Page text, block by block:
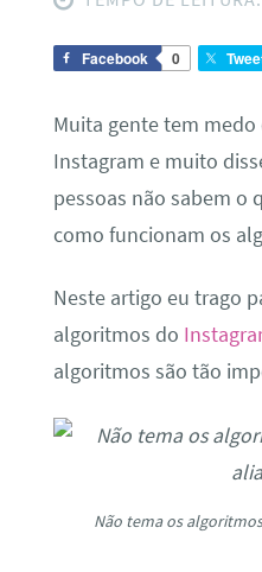
Facebook 0
Muita gente tem
Instagram e muito
pessoas não sabem o
como funcionam os
Neste artigo eu trago
algoritmos do
algoritmos são tão
Não tema os